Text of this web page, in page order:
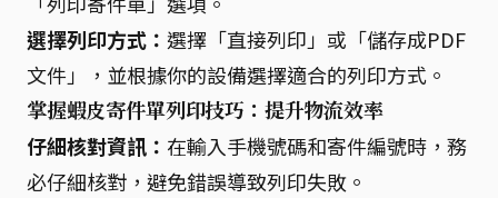
選擇列印方式： 選擇「直接列印」或「儲存成PDF
文件」，並根據你的設備選擇適合的列印方式。
掌握蝦皮寄件單列印技巧：提升物流效率
仔細核對資訊： 在輸入手機號碼和寄件編號時，務
必仔細核對，避免錯誤導致列印失敗。